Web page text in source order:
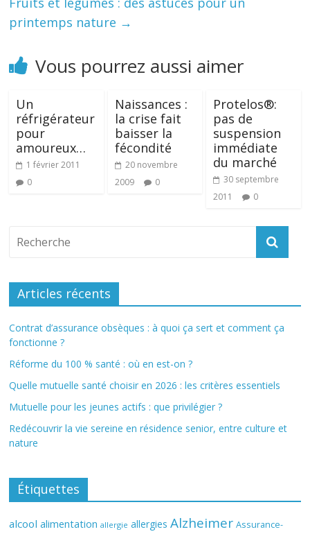
printemps nature →
Vous pourrez aussi aimer
Un
réfrigérateur
pour
amoureux…
1 février 2011
0
Naissances :
la crise fait
baisser la
fécondité
20 novembre
2009
0
Protelos®:
pas de
suspension
immédiate
du marché
30 septembre
2011
0
Articles récents
Contrat d’assurance obsèques : à quoi ça sert et comment ça
fonctionne ?
Réforme du 100 % santé : où en est-on ?
Quelle mutuelle santé choisir en 2026 : les critères essentiels
Mutuelle pour les jeunes actifs : que privilégier ?
Redécouvrir la vie sereine en résidence senior, entre culture et
nature
Étiquettes
alcool alimentation allergie allergies Alzheimer Assurance-